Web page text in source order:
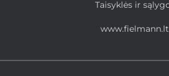
Taisyklės ir
www.fielmann.lt